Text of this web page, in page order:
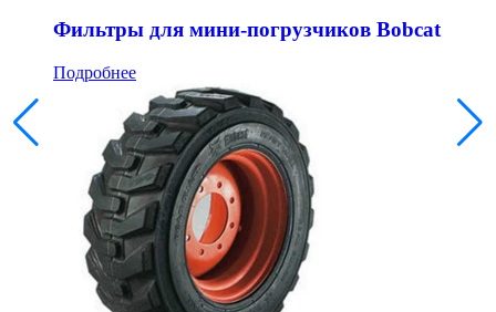
Фильтры для мини-погрузчиков Bobcat
Подробнее